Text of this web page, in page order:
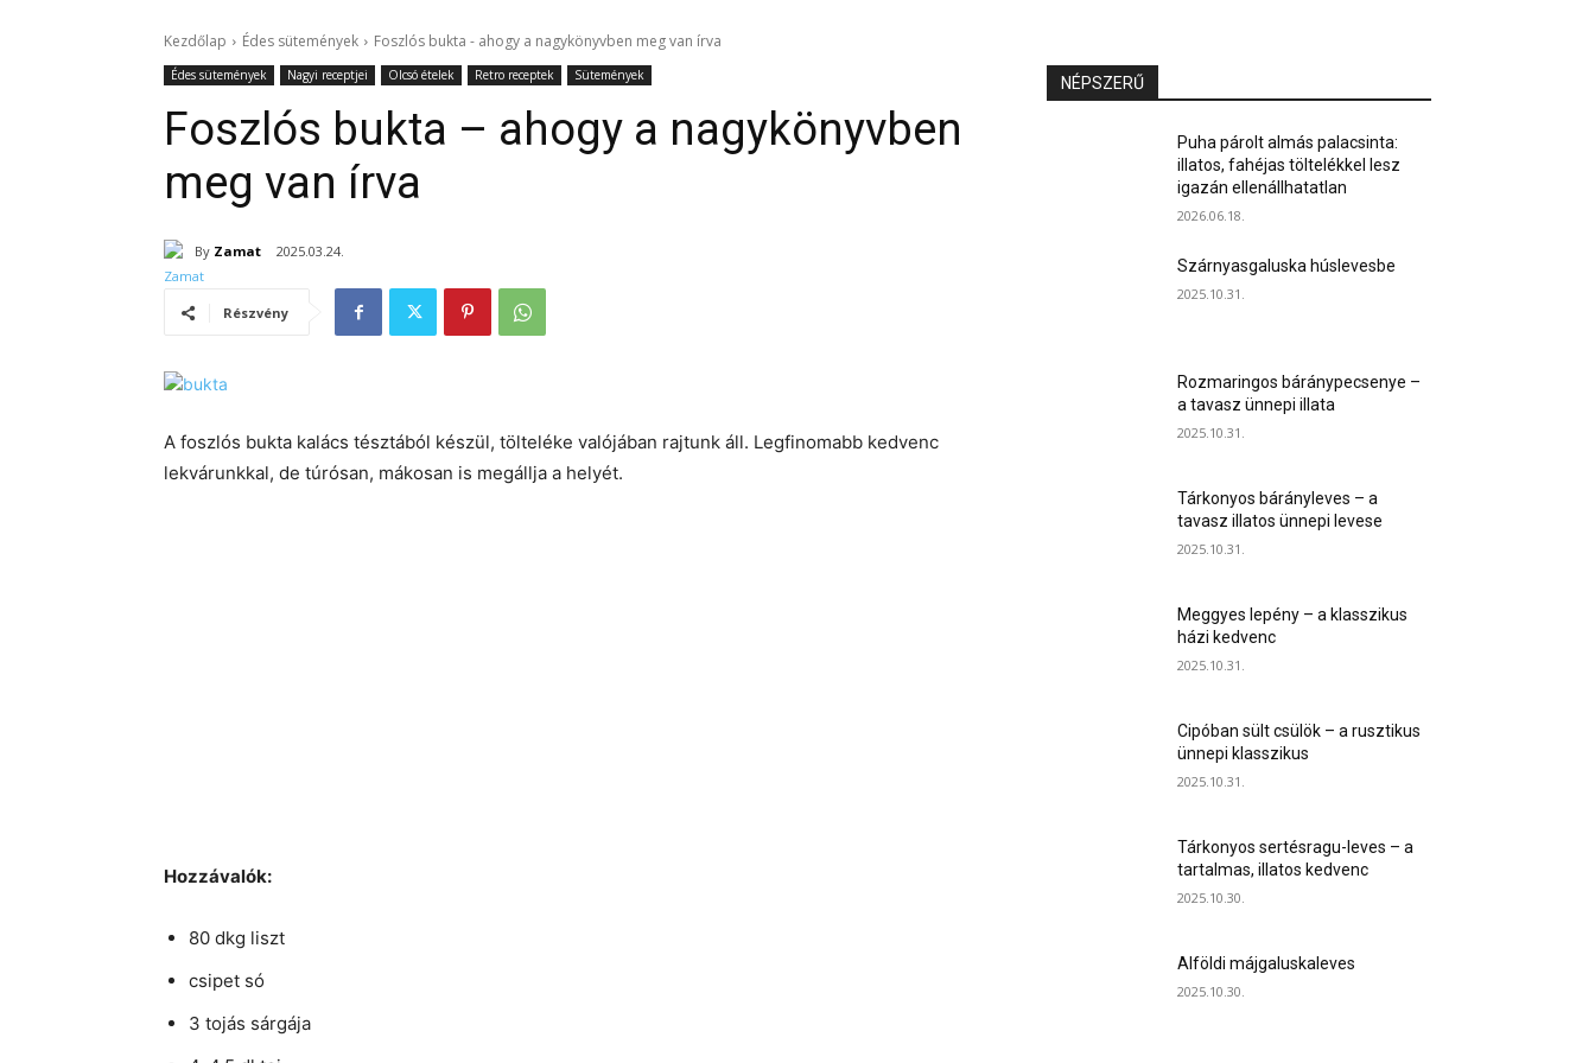
Kezdőlap Édes sütemények Foszlós bukta - ahogy a nagykönyvben meg van írva
Édes sütemények Nagyi receptjei Olcsó ételek Retro receptek Sütemények
Foszlós bukta – ahogy a nagykönyvben
meg van írva
By Zamat 2025.03.24.
Részvény
A foszlós bukta kalács tésztából készül, tölteléke valójában rajtunk áll. Legfinomabb kedvenc
lekvárunkkal, de túrósan, mákosan is megállja a helyét.
Hozzávalók:
80 dkg liszt
csipet só
3 tojás sárgája
NÉPSZERŰ
Puha párolt almás palacsinta:
illatos, fahéjas töltelékkel lesz
igazán ellenállhatatlan
2026.06.18.
Szárnyasgaluska húslevesbe
2025.10.31.
Rozmaringos báránypecsenye –
a tavasz ünnepi illata
2025.10.31.
Tárkonyos bárányleves – a
tavasz illatos ünnepi levese
2025.10.31.
Meggyes lepény – a klasszikus
házi kedvenc
2025.10.31.
Cipóban sült csülök – a rusztikus
ünnepi klasszikus
2025.10.31.
Tárkonyos sertésragu-leves – a
tartalmas, illatos kedvenc
2025.10.30.
Alföldi májgaluskaleves
2025.10.30.